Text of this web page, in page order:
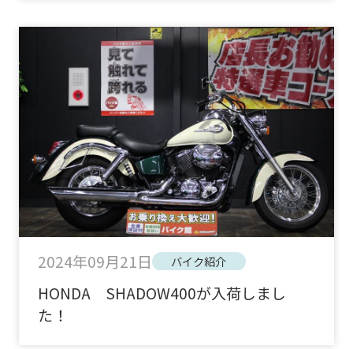
2024年09月21日 バイク紹介
HONDA SHADOW400が入荷しまし
た！